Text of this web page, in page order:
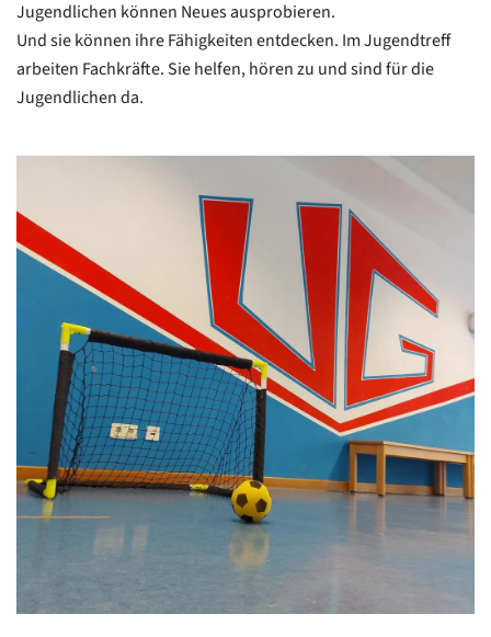
Jugendlichen können Neues ausprobieren.
Und sie können ihre Fähigkeiten entdecken. Im Jugendtreff
arbeiten Fachkräfte. Sie helfen, hören zu und sind für die
Jugendlichen da.